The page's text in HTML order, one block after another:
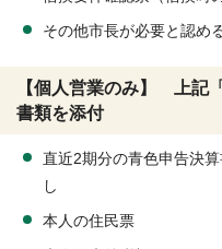
その他市長が必要と認め
【個人営業のみ】 上記
書類を添付
直近2期分の青色申告決
し
本人の住民票